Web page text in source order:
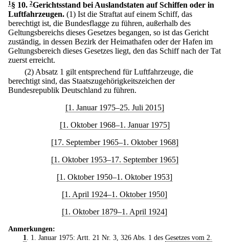
1 § 10. 2Gerichtsstand bei Auslandstaten auf Schiffen oder in
Luftfahrzeugen. (1) Ist die Straftat auf einem Schiff, das
berechtigt ist, die Bundesflagge zu führen, außerhalb des
Geltungsbereichs dieses Gesetzes begangen, so ist das Gericht
zuständig, in dessen Bezirk der Heimathafen oder der Hafen im
Geltungsbereich dieses Gesetzes liegt, den das Schiff nach der Tat
zuerst erreicht.
(2) Absatz 1 gilt entsprechend für Luftfahrzeuge, die
berechtigt sind, das Staatszugehörigkeitszeichen der
Bundesrepublik Deutschland zu führen.
[1. Januar 1975–25. Juli 2015]
[1. Oktober 1968–1. Januar 1975]
[17. September 1965–1. Oktober 1968]
[1. Oktober 1953–17. September 1965]
[1. Oktober 1950–1. Oktober 1953]
[1. April 1924–1. Oktober 1950]
[1. Oktober 1879–1. April 1924]
Anmerkungen:
1. 1. Januar 1975: Artt. 21 Nr. 3, 326 Abs. 1 des Gesetzes vom 2.